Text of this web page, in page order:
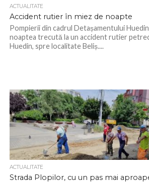
ACTUALITATE
Accident rutier în miez de noapte
Pompierii din cadrul Detașamentului
noaptea trecută la un accident rutier
Huedin, spre localitate Beliș....
ACTUALITATE
Strada Plopilor, cu un pas mai